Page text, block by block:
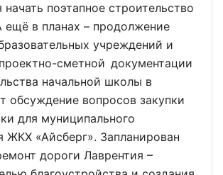
начать поэтапное строительство
ещё в планах – продолжение
учреждений и
сметной документации
начальной школы в
обсуждение вопросов закупки
для муниципального
ЖКХ «Айсберг». Запланирован
дороги Лаврентия –